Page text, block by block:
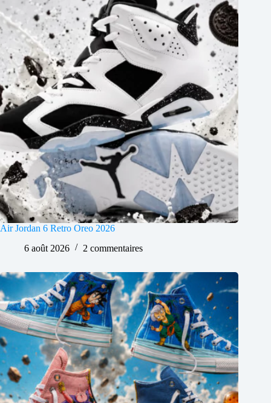
Air Jordan 6 Retro Oreo 2026
6 août 2026
2 commentaires